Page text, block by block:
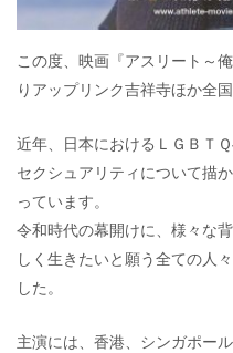
この度、映画『アスリート～
りアップリンク吉祥寺ほか全
近年、日本におけるＬＧＢＴ
セクシュアリティについて描
っています。
令和時代の幕開けに、様々な
しく生きたいと願う全ての人
した。
主演には、香港、シンガポー